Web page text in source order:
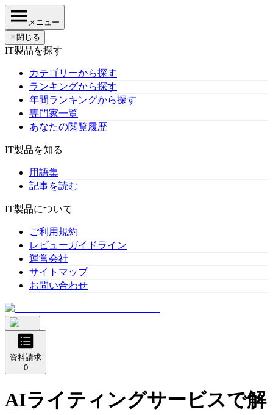
メニュー
✕ 閉じる
IT製品を探す
カテゴリーから探す
ランキングから探す
年間ランキングから探す
専門家一覧
あなたの閲覧履歴
IT製品を知る
用語集
記事を読む
IT製品について
ご利用規約
レビューガイドライン
運営会社
サイトマップ
お問い合わせ
資料請求
0
AIライティングサービスで解